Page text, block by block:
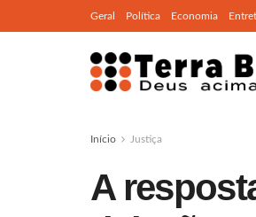
Geral Política Economia
Início Justiça
A